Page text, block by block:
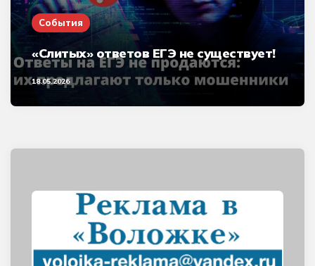
События
«Слитых» ответов ЕГЭ не существует!
18.05.2026